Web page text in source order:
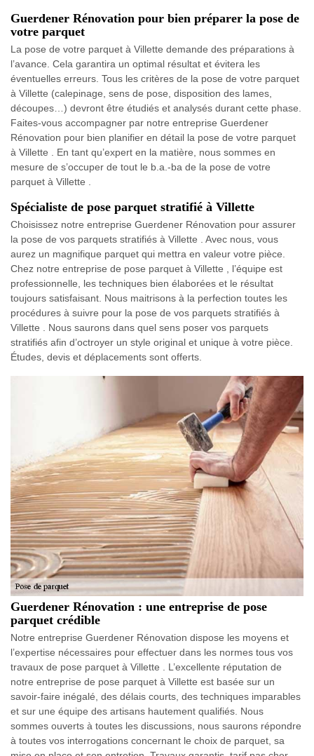
Guerdener Rénovation pour bien préparer la pose de
votre parquet
La pose de votre parquet à Villette demande des préparations à
l’avance. Cela garantira un optimal résultat et évitera les
éventuelles erreurs. Tous les critères de la pose de votre parquet
à Villette (calepinage, sens de pose, disposition des lames,
découpes…) devront être étudiés et analysés durant cette phase.
Faites-vous accompagner par notre entreprise Guerdener
Rénovation pour bien planifier en détail la pose de votre parquet
à Villette . En tant qu’expert en la matière, nous sommes en
mesure de s’occuper de tout le b.a.-ba de la pose de votre
parquet à Villette .
Spécialiste de pose parquet stratifié à Villette
Choisissez notre entreprise Guerdener Rénovation pour assurer
la pose de vos parquets stratifiés à Villette . Avec nous, vous
aurez un magnifique parquet qui mettra en valeur votre pièce.
Chez notre entreprise de pose parquet à Villette , l’équipe est
professionnelle, les techniques bien élaborées et le résultat
toujours satisfaisant. Nous maitrisons à la perfection toutes les
procédures à suivre pour la pose de vos parquets stratifiés à
Villette . Nous saurons dans quel sens poser vos parquets
stratifiés afin d’octroyer un style original et unique à votre pièce.
Études, devis et déplacements sont offerts.
Guerdener Rénovation : une entreprise de pose
parquet crédible
Notre entreprise Guerdener Rénovation dispose les moyens et
l’expertise nécessaires pour effectuer dans les normes tous vos
travaux de pose parquet à Villette . L’excellente réputation de
notre entreprise de pose parquet à Villette est basée sur un
savoir-faire inégalé, des délais courts, des techniques imparables
et sur une équipe des artisans hautement qualifiés. Nous
sommes ouverts à toutes les discussions, nous saurons répondre
à toutes vos interrogations concernant le choix de parquet, sa